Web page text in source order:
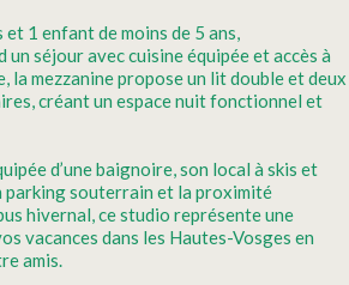
1 enfant de moins de 5 ans,
un séjour avec cuisine équipée et accès à
la mezzanine propose un lit double et deux
créant un espace nuit fonctionnel et
d’une baignoire, son local à skis et
parking souterrain et la proximité
hivernal, ce studio représente une
vacances dans les Hautes-Vosges en
amis.